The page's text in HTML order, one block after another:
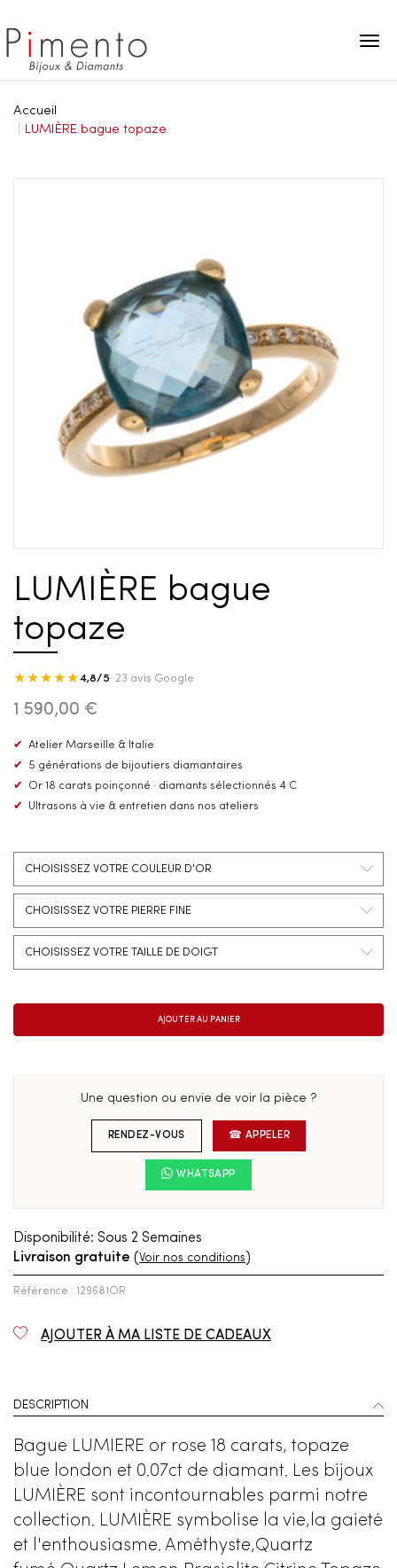
Accueil
LUMIÈRE bague topaze
LUMIÈRE bague
topaze
★★★★★4,8/5· 23 avis Google
1 590,00 €
✔ Atelier Marseille & Italie
✔
5 générations de bijoutiers diamantaires
✔
Or 18 carats poinçonné · diamants sélectionnés 4 C
✔
Ultrasons à vie & entretien dans nos ateliers
Une question ou envie de voir la pièce ?
RENDEZ-VOUS ☎ APPELER
WHATSAPP
Disponibilité: Sous 2 Semaines
Livraison gratuite ( Voir nos conditions )
Référence : 129681OR
AJOUTER À MA LISTE DE CADEAUX
DESCRIPTION
Bague LUMIERE or rose 18 carats, topaze
blue london et 0.07ct de diamant. Les bijoux
LUMIÈRE sont incontournables parmi notre
collection. LUMIÈRE symbolise la vie,la gaieté
et l'enthousiasme. Améthyste,Quartz